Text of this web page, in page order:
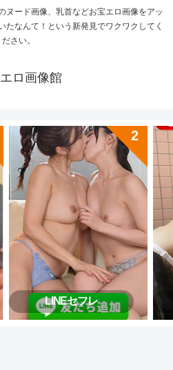
ヌード画像、乳首などお宝エロ画像をアッ
たなんて！という新発見でワクワクしてく
ださい。
ロ画像館
LINEセフレ